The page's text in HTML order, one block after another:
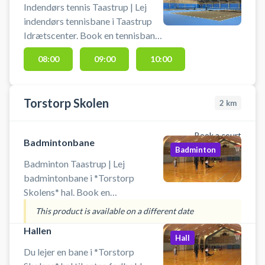
parkering lige ved idrætscentret.
Indendørs tennis Taastrup | Lej
indendørs tennisbane i Taastrup
Idrætscenter. Book en tennisbane
og spil indendørs tennis i Taastrup.
Banen må kun benyttes med
afbestilles indtil 24 timer før
08:00 09:00 10:00
Torstorp Skolen 2 km
Book a court
Badmintonbane
Badminton Taastrup | Lej
badmintonbane i *Torstorp
Skolens* hal. Book en
badmintonband og spil badminton
i Taastrup i hallen på Torstorp
Skole. Det er også muligt at leje
hele hallen på Torstorp Skole til
Badminton
This product is available on a different date
Hallen
Du lejer en bane i *Torstorp
Hall